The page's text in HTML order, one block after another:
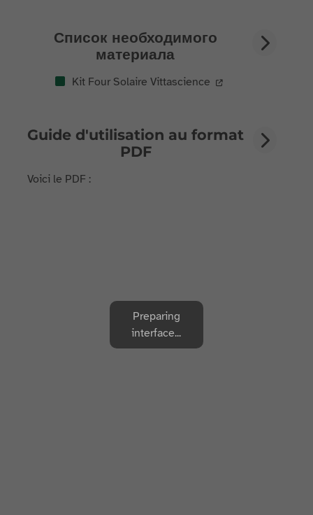
Список необходимого
материала
Kit Four Solaire Vittascience
Guide d'utilisation au format
PDF
Voici le PDF :
Preparing
interface...